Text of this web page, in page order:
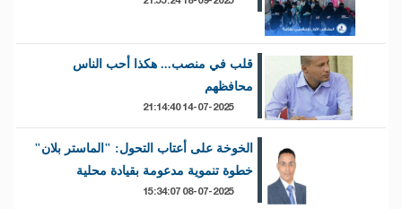
قلب في منصب... هكذا أحب الناس
محافظهم
الخوخة على أعتاب التحول: "الماستر بلان"
خطوة تنموية مدعومة بقيادة محلية